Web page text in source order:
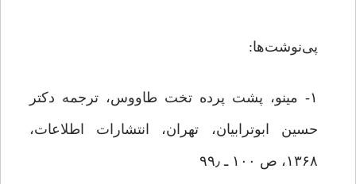
پی‌نوشت‌ها:
۱- مینو، پشت پرده تخت طاووس، ترجمه‌ دکتر
حسین ابوترابیان، تهران، انتشارات اطلاعات،
۱۳۶۸، ص ۱۰۰ ـ ۹۹٫